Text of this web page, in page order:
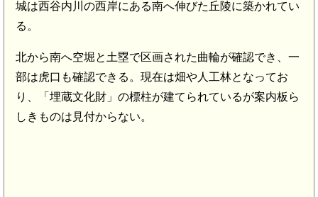
城は西谷内川の西岸にある南へ伸びた丘陵に築かれてい
る。
北から南へ空堀と土塁で区画された曲輪が確認でき、一
部は虎口も確認できる。現在は畑や人工林となってお
り、「埋蔵文化財」の標柱が建てられているが案内板ら
しきものは見付からない。